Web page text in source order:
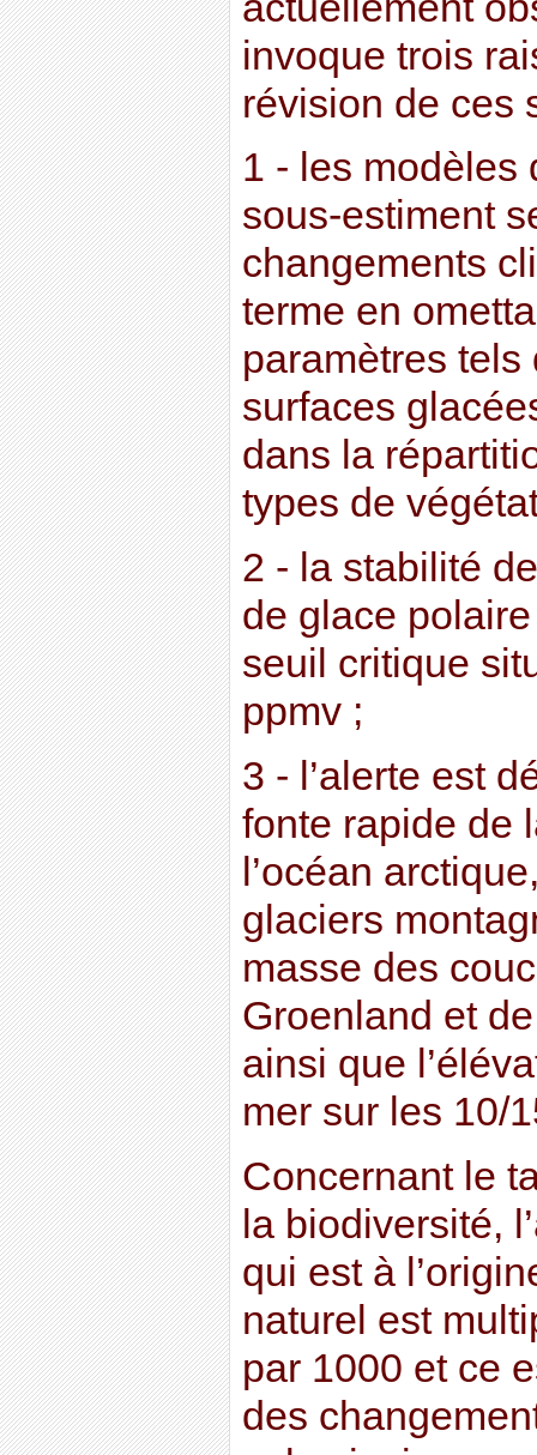
invoque trois
révision de ces
1 - les modèles
sous-estiment
changements
terme en
paramètres
surfaces
dans la
types de
2 - la stabilité
de glace
seuil critique
ppmv ;
3 - l’alerte est
fonte rapide de
l’océan
glaciers
masse des
Groenland et
ainsi que
mer sur les 10/
Concernant le
la biodiversité,
qui est à
naturel est
par 1000 et ce
des